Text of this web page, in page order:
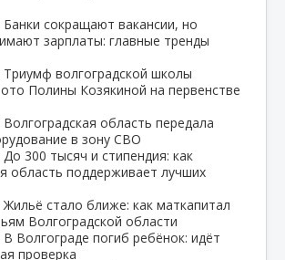
Банки сокращают вакансии, но
зарплаты: главные тренды
Триумф волгоградской школы
Полины Козякиной на первенстве
Волгоградская область передала
в зону СВО
До 300 тысяч и стипендия: как
область поддерживает лучших
Жильё стало ближе: как маткапитал
Волгоградской области
В Волгограде погиб ребёнок: идёт
проверка